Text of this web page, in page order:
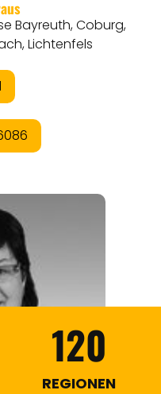
120
REGIONEN